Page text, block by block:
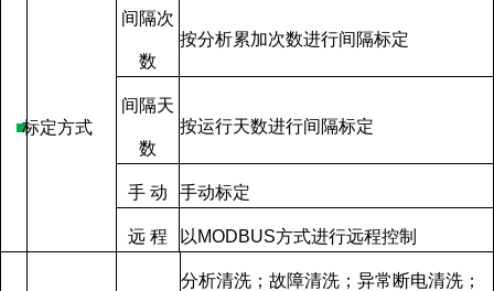
■标定方式
间隔次
数
按分析累加次数进行间隔标定
间隔天
数
按运行天数进行间隔标定
手 动 手动标定
远 程 以 MODBUS方式进行远程控制
分析清洗；故障清洗；异常断电清洗；